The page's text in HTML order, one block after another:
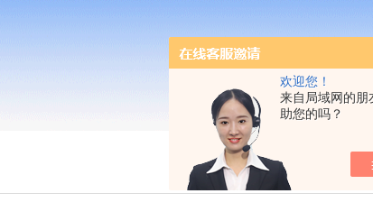
欢迎您！
来自局域网的朋
助您的吗？
我的位置